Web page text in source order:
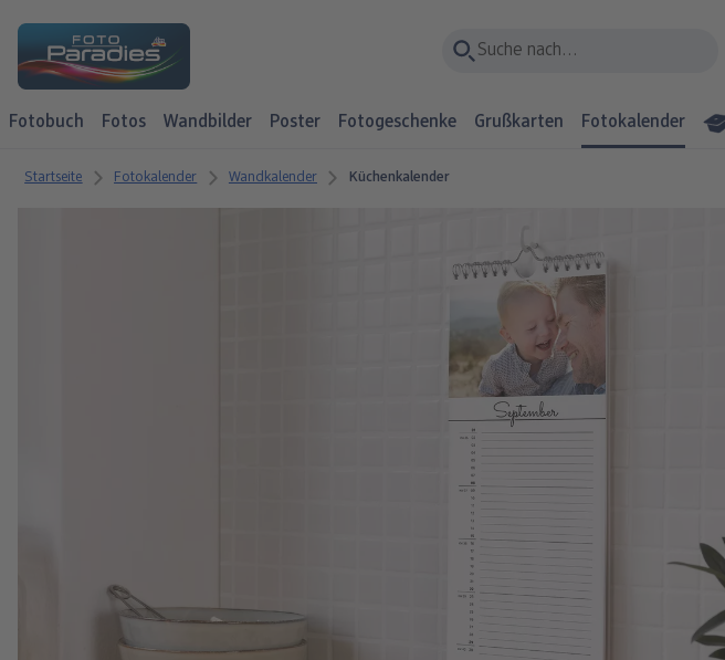
Fotobuch Fotos Wandbilder Poster Fotogeschenke Grußkarten Fotokalender
Startseite Fotokalender Wandkalender Küchenkalender